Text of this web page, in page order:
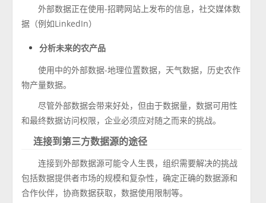
外部数据正在使用-招聘网站上发布的信息，社交媒体数
据（例如LinkedIn）
分析未来的农产品
使用中的外部数据-地理位置数据，天气数据，历史农作
物产量数据。
尽管外部数据会带来好处，但由于数据量，数据可用性
和最终数据访问权限，企业必须应对随之而来的挑战。
连接到第三方数据源的途径
连接到外部数据源可能令人生畏，组织需要解决的挑战
包括数据提供者市场的规模和复杂性，确定正确的数据源和
合作伙伴，协商数据获取，数据使用限制等。